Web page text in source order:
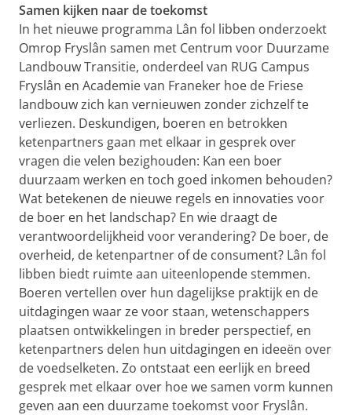
Samen kijken naar de toekomst
In het nieuwe programma Lân fol libben onderzoekt
Omrop Fryslân samen met Centrum voor Duurzame
Landbouw Transitie, onderdeel van RUG Campus
Fryslân en Academie van Franeker hoe de Friese
landbouw zich kan vernieuwen zonder zichzelf te
verliezen. Deskundigen, boeren en betrokken
ketenpartners gaan met elkaar in gesprek over
vragen die velen bezighouden: Kan een boer
duurzaam werken en toch goed inkomen behouden?
Wat betekenen de nieuwe regels en innovaties voor
de boer en het landschap? En wie draagt de
verantwoordelijkheid voor verandering? De boer, de
overheid, de ketenpartner of de consument? Lân fol
libben biedt ruimte aan uiteenlopende stemmen.
Boeren vertellen over hun dagelijkse praktijk en de
uitdagingen waar ze voor staan, wetenschappers
plaatsen ontwikkelingen in breder perspectief, en
ketenpartners delen hun uitdagingen en ideeën over
de voedselketen. Zo ontstaat een eerlijk en breed
gesprek met elkaar over hoe we samen vorm kunnen
geven aan een duurzame toekomst voor Fryslân.